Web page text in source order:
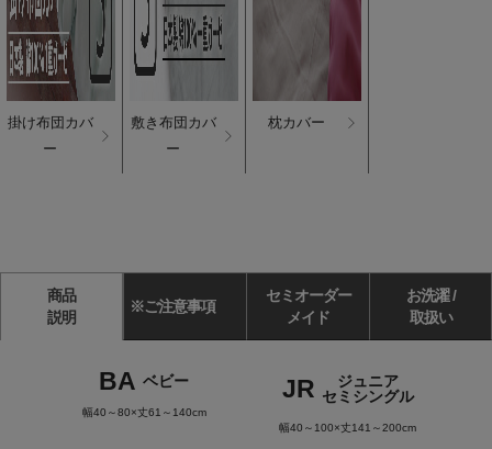
掛け布団カバ
ー
敷き布団カバ
ー
枕カバー
商品
説明
※ご注意事項
セミオーダー
メイド
お洗濯 /
取扱い
BA ベビー
幅40～80×丈61～140cm
JR
ジュニア
セミシングル
幅40～100×丈141～200cm